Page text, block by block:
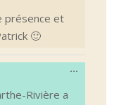
présence et
🙂
Rivière a
...